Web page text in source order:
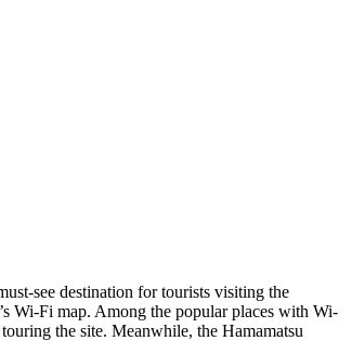
see destination for tourists visiting the
Wi-Fi map. Among the popular places with Wi-
the site. Meanwhile, the Hamamatsu